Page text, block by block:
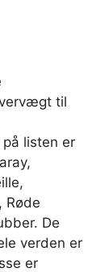
til
listen er
Røde
De
verden er
er